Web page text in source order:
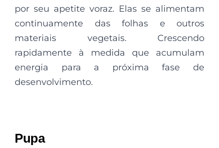
por seu apetite voraz. Elas se alimentam
continuamente das folhas e outros
materiais vegetais. Crescendo
rapidamente à medida que acumulam
energia para a próxima fase de
desenvolvimento.
Pupa